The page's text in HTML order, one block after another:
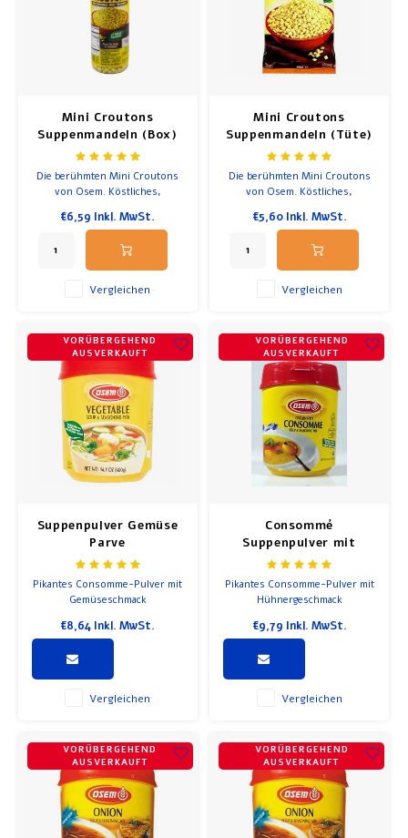
Frühstück und Mittagessen
Backen und Kochen
Mini Croutons
Suppenmandeln (Box)
Die berühmten Mini Croutons
von Osem. Köstliches,
Knusprige und schmackhafte
Salaten. Rein natürliche
Zutaten, keine
Konservierungsstoffe, keine
€6,59 Inkl. MwSt.
Vergleichen
Mini Croutons
Suppenmandeln (Tüte)
Die berühmten Mini Croutons
von Osem. Köstliches,
Knusprige und schmackhafte
Salaten. Rein natürliche
Zutaten, keine
Konservierungsstoffe, keine
€5,60Inkl. MwSt.
Vergleichen
VORÜBERGEHEND
AUSVERKAUFT
Suppenpulver Gemüse
Parve
Pikantes Consomme-Pulver mit
Gemüseschmack
€8,64 Inkl. MwSt.
Vergleichen
VORÜBERGEHEND
AUSVERKAUFT
Consommé
Suppenpulver mit
Hühnergeschmack
Pikantes Consomme-Pulver mit
Hühnergeschmack
€9,79 Inkl. MwSt.
Vergleichen
VORÜBERGEHEND
AUSVERKAUFT
VORÜBERGEHEND
AUSVERKAUFT